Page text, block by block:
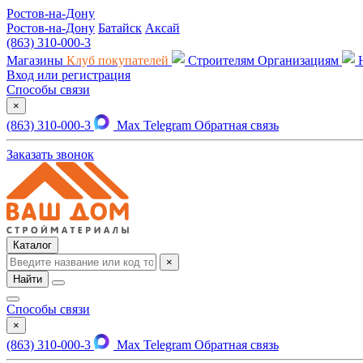
Ростов-на-Дону
Ростов-на-Дону Батайск Аксай
(863) 310-000-3
Магазины Клуб покупателей Строителям Организациям
Вход или регистрация
Способы связи
×
(863) 310-000-3 Max Telegram Обратная связь
Заказать звонок
Каталог
×
Найти
Способы связи
×
(863) 310-000-3 Max Telegram Обратная связь